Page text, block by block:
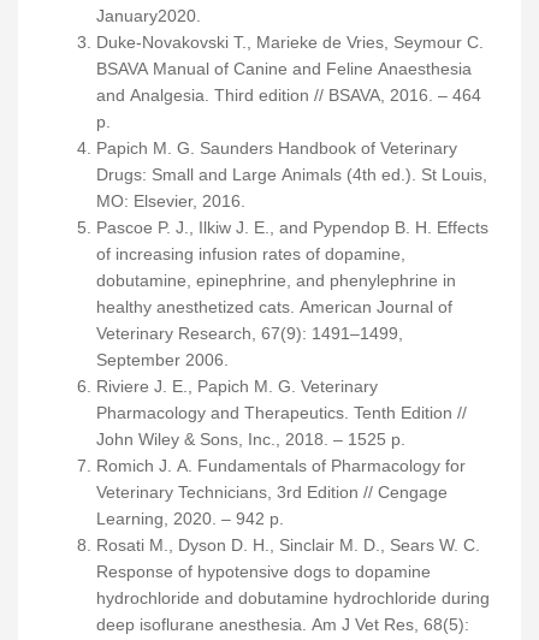
January2020.
Duke-Novakovski T., Marieke de Vries, Seymour C.
BSAVA Manual of Canine and Feline Anaesthesia
and Analgesia. Third edition // BSAVA, 2016. – 464
p.
Papich M. G. Saunders Handbook of Veterinary
Drugs: Small and Large Animals (4th ed.). St Louis,
MO: Elsevier, 2016.
Pascoe P. J., Ilkiw J. E., and Pypendop B. H. Effects
of increasing infusion rates of dopamine,
dobutamine, epinephrine, and phenylephrine in
healthy anesthetized cats. American Journal of
Veterinary Research, 67(9): 1491–1499,
September 2006.
Riviere J. E., Papich M. G. Veterinary
Pharmacology and Therapeutics. Tenth Edition //
John Wiley & Sons, Inc., 2018. – 1525 p.
Romich J. A. Fundamentals of Pharmacology for
Veterinary Technicians, 3rd Edition // Cengage
Learning, 2020. – 942 p.
Rosati M., Dyson D. H., Sinclair M. D., Sears W. C.
Response of hypotensive dogs to dopamine
hydrochloride and dobutamine hydrochloride during
deep isoflurane anesthesia. Am J Vet Res, 68(5):